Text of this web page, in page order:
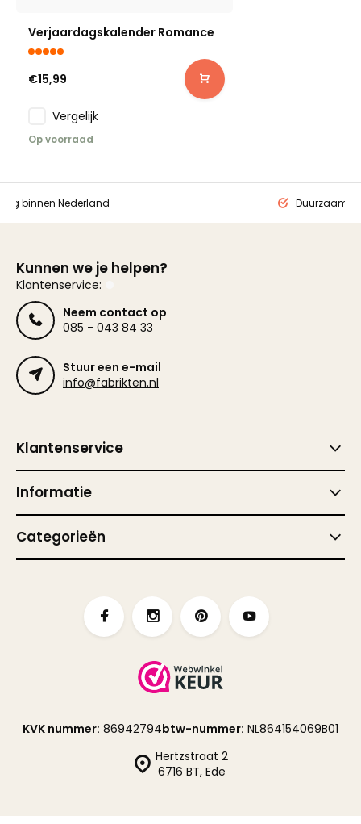
Verjaardagskalender Romance
€15,99
Vergelijk
Op voorraad
binnen Nederland Duurzaam
Kunnen we je helpen?
Klantenservice:
Neem contact op
085 - 043 84 33
Stuur een e-mail
info@fabrikten.nl
Klantenservice
Informatie
Categorieën
Hertzstraat 2
6716 BT, Ede
KVK nummer: 86942794btw-nummer: NL864154069B01